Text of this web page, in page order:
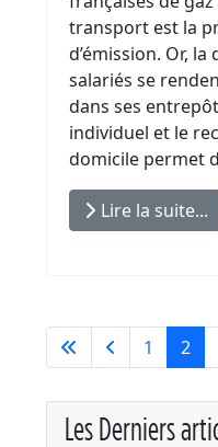
transport est la
d’émission. Or,
salariés se
dans ses
individuel et le
domicile permet
Lire la suite...
1 2
Les Derniers